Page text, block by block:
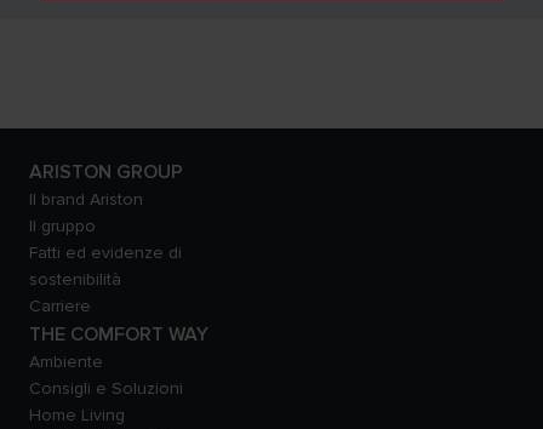
ARISTON GROUP
Il brand Ariston
Il gruppo
Fatti ed evidenze di
sostenibilità
Carriere
THE COMFORT WAY
Ambiente
Consigli e Soluzioni
Home Living